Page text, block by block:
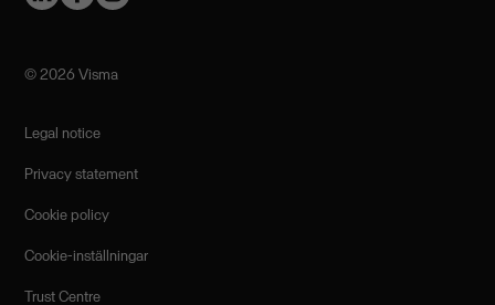
©️ 2026 Visma
Legal notice
Privacy statement
Cookie policy
Cookie-inställningar
Trust Centre